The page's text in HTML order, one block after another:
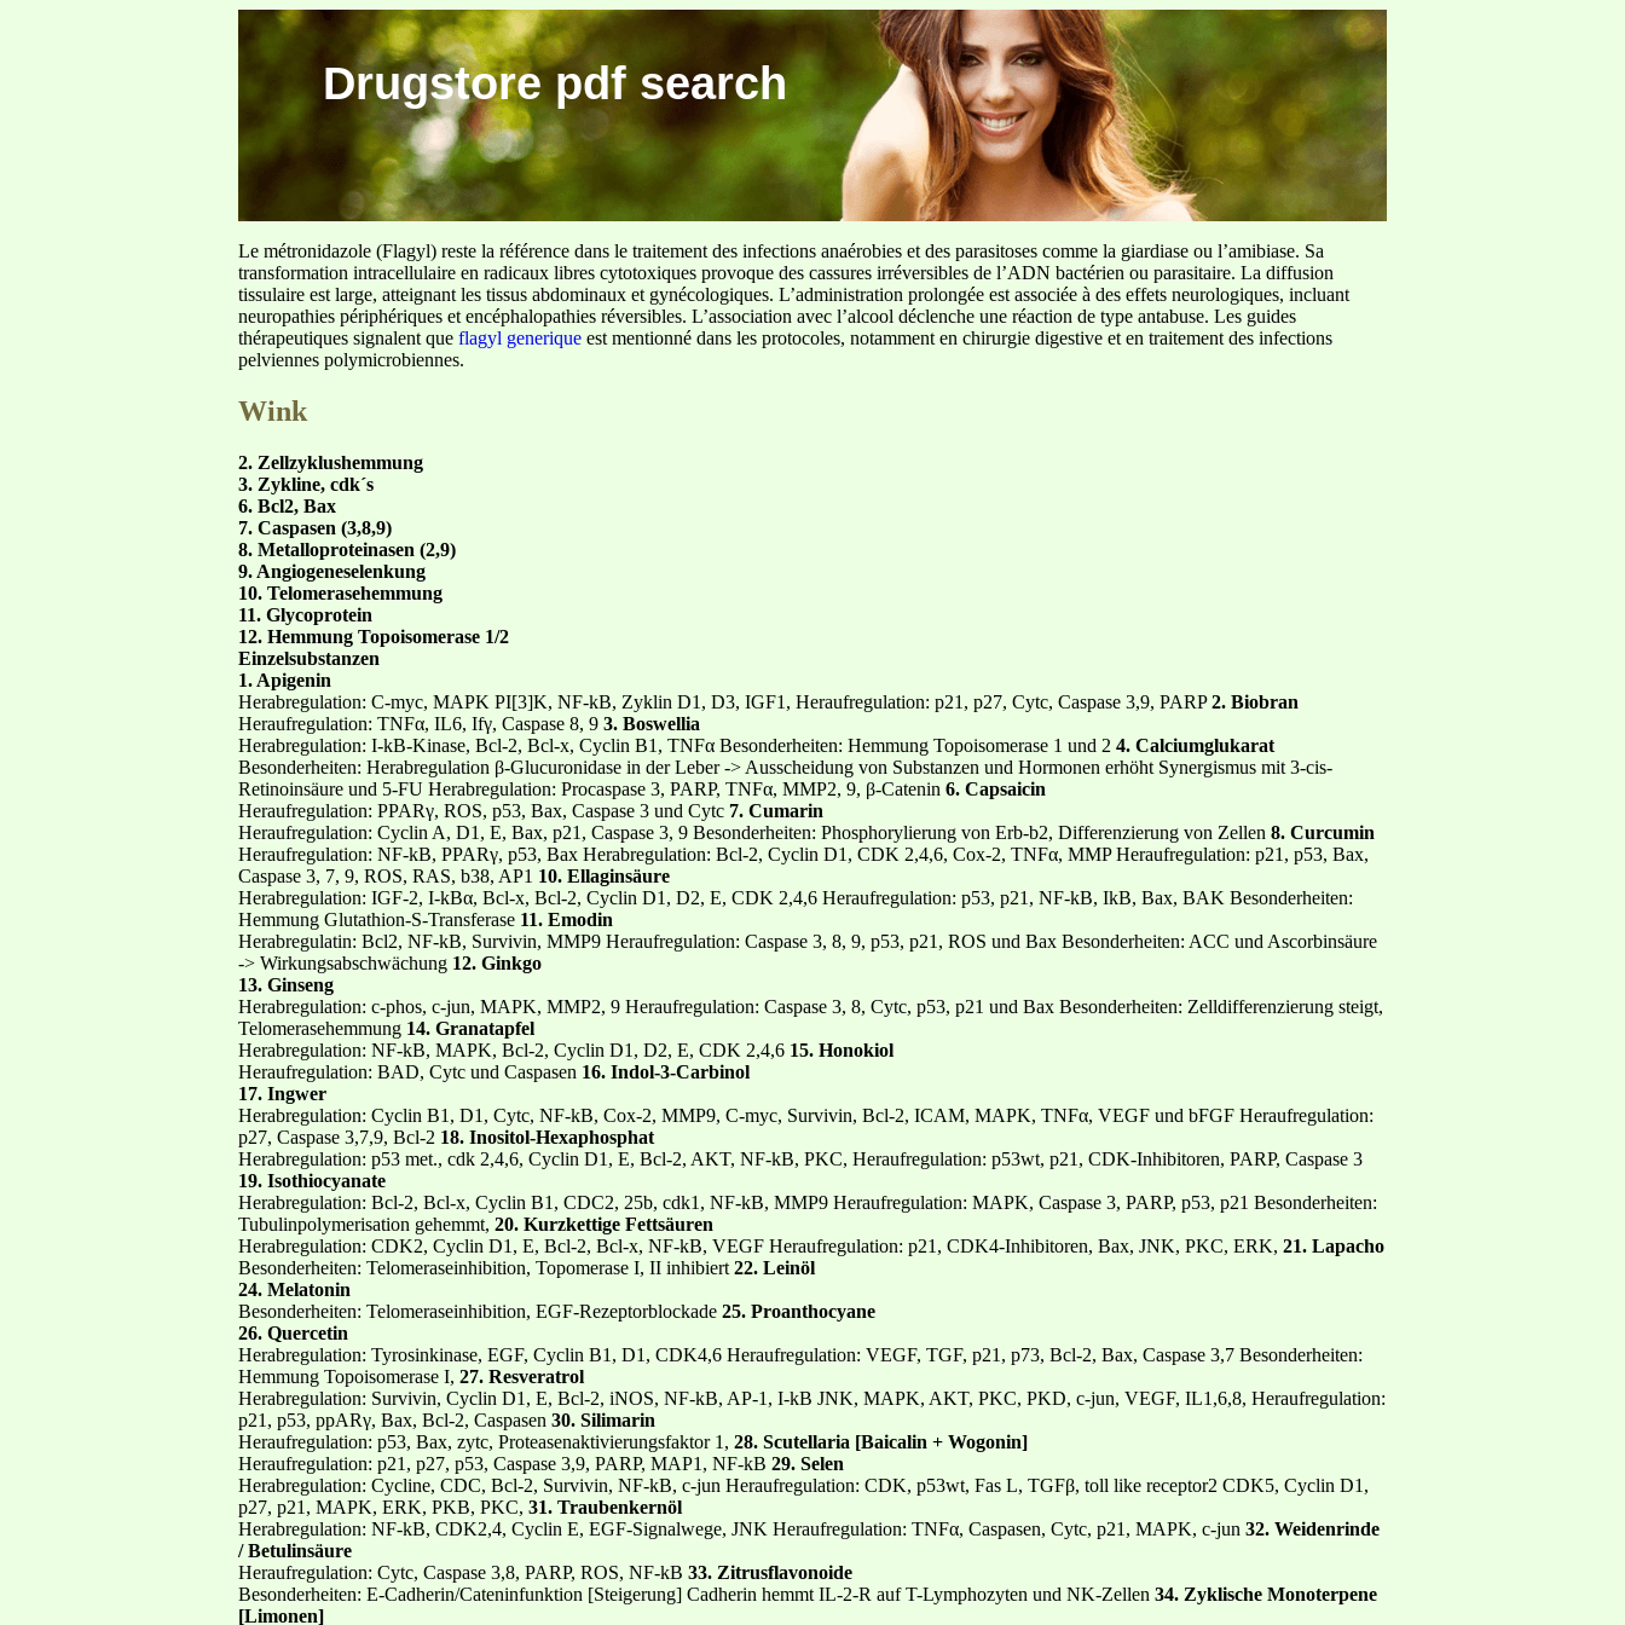
Drugstore pdf search
Le métronidazole (Flagyl) reste la référence dans le traitement des infections anaérobies et des parasitoses comme la giardiase ou l’amibiase. Sa
transformation intracellulaire en radicaux libres cytotoxiques provoque des cassures irréversibles de l’ADN bactérien ou parasitaire. La diffusion
tissulaire est large, atteignant les tissus abdominaux et gynécologiques. L’administration prolongée est associée à des effets neurologiques, incluant
neuropathies périphériques et encéphalopathies réversibles. L’association avec l’alcool déclenche une réaction de type antabuse. Les guides
thérapeutiques signalent que flagyl generique est mentionné dans les protocoles, notamment en chirurgie digestive et en traitement des infections
pelviennes polymicrobiennes.
Wink
2. Zellzyklushemmung
3. Zykline, cdk´s
6. Bcl2, Bax
7. Caspasen (3,8,9)
8. Metalloproteinasen (2,9)
9. Angiogeneselenkung
10. Telomerasehemmung
11. Glycoprotein
12. Hemmung Topoisomerase 1/2
Einzelsubstanzen
1. Apigenin
Herabregulation: C-myc, MAPK PI[3]K, NF-kB, Zyklin D1, D3, IGF1, Heraufregulation: p21, p27, Cytc, Caspase 3,9, PARP2. Biobran
Heraufregulation: TNFα, IL6, Ifγ, Caspase 8, 9 3. Boswellia
Herabregulation: I-kB-Kinase, Bcl-2, Bcl-x, Cyclin B1, TNFα Besonderheiten: Hemmung Topoisomerase 1 und 2 4. Calciumglukarat
Besonderheiten: Herabregulation β-Glucuronidase in der Leber -> Ausscheidung von Substanzen und Hormonen erhöht Synergismus mit 3-cis-
Retinoinsäure und 5-FU Herabregulation: Procaspase 3, PARP, TNFα, MMP2, 9, β-Catenin 6. Capsaicin
Heraufregulation: PPARγ, ROS, p53, Bax, Caspase 3 und Cytc 7. Cumarin
Heraufregulation: Cyclin A, D1, E, Bax, p21, Caspase 3, 9 Besonderheiten: Phosphorylierung von Erb-b2, Differenzierung von Zellen 8. Curcumin
Heraufregulation: NF-kB, PPARγ, p53, Bax Herabregulation: Bcl-2, Cyclin D1, CDK 2,4,6, Cox-2, TNFα, MMP Heraufregulation: p21, p53, Bax,
Caspase 3, 7, 9, ROS, RAS, b38, AP1 10. Ellaginsäure
Herabregulation: IGF-2, I-kBα, Bcl-x, Bcl-2, Cyclin D1, D2, E, CDK 2,4,6 Heraufregulation: p53, p21, NF-kB, IkB, Bax, BAK Besonderheiten:
Hemmung Glutathion-S-Transferase 11. Emodin
Herabregulatin: Bcl2, NF-kB, Survivin, MMP9 Heraufregulation: Caspase 3, 8, 9, p53, p21, ROS und Bax Besonderheiten: ACC und Ascorbinsäure
-> Wirkungsabschwächung 12. Ginkgo
13. Ginseng
Herabregulation: c-phos, c-jun, MAPK, MMP2, 9 Heraufregulation: Caspase 3, 8, Cytc, p53, p21 und Bax Besonderheiten: Zelldifferenzierung steigt,
Telomerasehemmung 14. Granatapfel
Herabregulation: NF-kB, MAPK, Bcl-2, Cyclin D1, D2, E, CDK 2,4,6 15. Honokiol
Heraufregulation: BAD, Cytc und Caspasen 16. Indol-3-Carbinol
17. Ingwer
Herabregulation: Cyclin B1, D1, Cytc, NF-kB, Cox-2, MMP9, C-myc, Survivin, Bcl-2, ICAM, MAPK, TNFα, VEGF und bFGF Heraufregulation:
p27, Caspase 3,7,9, Bcl-2 18. Inositol-Hexaphosphat
Herabregulation: p53 met., cdk 2,4,6, Cyclin D1, E, Bcl-2, AKT, NF-kB, PKC, Heraufregulation: p53wt, p21, CDK-Inhibitoren, PARP, Caspase 3
19. Isothiocyanate
Herabregulation: Bcl-2, Bcl-x, Cyclin B1, CDC2, 25b, cdk1, NF-kB, MMP9 Heraufregulation: MAPK, Caspase 3, PARP, p53, p21 Besonderheiten:
Tubulinpolymerisation gehemmt, 20. Kurzkettige Fettsäuren
Herabregulation: CDK2, Cyclin D1, E, Bcl-2, Bcl-x, NF-kB, VEGF Heraufregulation: p21, CDK4-Inhibitoren, Bax, JNK, PKC, ERK, 21. Lapacho
Besonderheiten: Telomeraseinhibition, Topomerase I, II inhibiert 22. Leinöl
24. Melatonin
Besonderheiten: Telomeraseinhibition, EGF-Rezeptorblockade 25. Proanthocyane
26. Quercetin
Herabregulation: Tyrosinkinase, EGF, Cyclin B1, D1, CDK4,6 Heraufregulation: VEGF, TGF, p21, p73, Bcl-2, Bax, Caspase 3,7 Besonderheiten:
Hemmung Topoisomerase I, 27. Resveratrol
Herabregulation: Survivin, Cyclin D1, E, Bcl-2, iNOS, NF-kB, AP-1, I-kB JNK, MAPK, AKT, PKC, PKD, c-jun, VEGF, IL1,6,8, Heraufregulation:
p21, p53, ppARγ, Bax, Bcl-2, Caspasen 30. Silimarin
Heraufregulation: p53, Bax, zytc, Proteasenaktivierungsfaktor 1, 28. Scutellaria [Baicalin + Wogonin]
Heraufregulation: p21, p27, p53, Caspase 3,9, PARP, MAP1, NF-kB 29. Selen
Herabregulation: Cycline, CDC, Bcl-2, Survivin, NF-kB, c-jun Heraufregulation: CDK, p53wt, Fas L, TGFβ, toll like receptor2 CDK5, Cyclin D1,
p27, p21, MAPK, ERK, PKB, PKC, 31. Traubenkernöl
Herabregulation: NF-kB, CDK2,4, Cyclin E, EGF-Signalwege, JNK Heraufregulation: TNFα, Caspasen, Cytc, p21, MAPK, c-jun 32. Weidenrinde
/ Betulinsäure
Heraufregulation: Cytc, Caspase 3,8, PARP, ROS, NF-kB 33. Zitrusflavonoide
Besonderheiten: E-Cadherin/Cateninfunktion [Steigerung] Cadherin hemmt IL-2-R auf T-Lymphozyten und NK-Zellen 34. Zyklische Monoterpene
[Limonen]